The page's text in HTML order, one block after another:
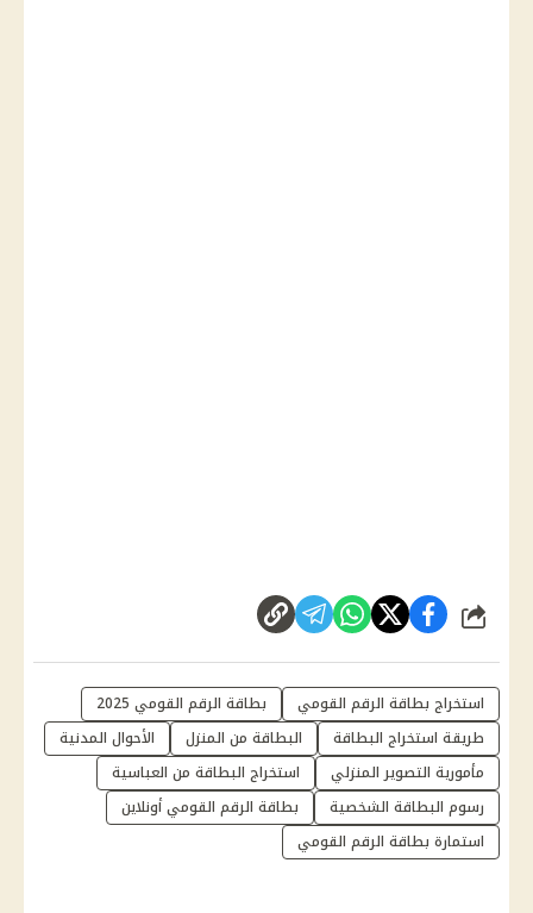
شارك
استخراج بطاقة الرقم القومي
بطاقة الرقم القومي 2025
طريقة استخراج البطاقة
البطاقة من المنزل
الأحوال المدنية
مأمورية التصوير المنزلي
استخراج البطاقة من العباسية
رسوم البطاقة الشخصية
بطاقة الرقم القومي أونلاين
استمارة بطاقة الرقم القومي